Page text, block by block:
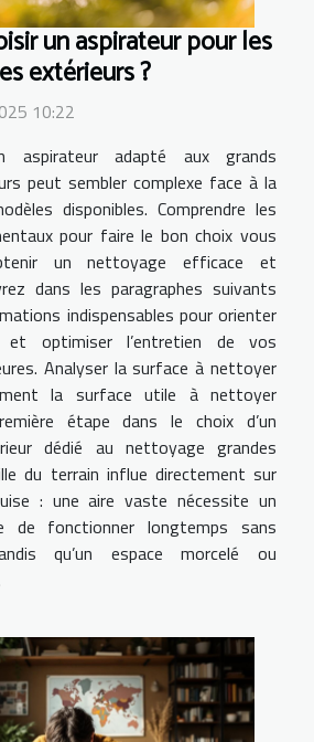
un aspirateur pour les
extérieurs ?
10:22
aspirateur adapté aux grands
peut sembler complexe face à la
disponibles. Comprendre les
pour faire le bon choix vous
un nettoyage efficace et
dans les paragraphes suivants
indispensables pour orienter
et optimiser l’entretien de vos
Analyser la surface à nettoyer
la surface utile à nettoyer
étape dans le choix d’un
dédié au nettoyage grandes
du terrain influe directement sur
: une aire vaste nécessite un
de fonctionner longtemps sans
qu’un espace morcelé ou